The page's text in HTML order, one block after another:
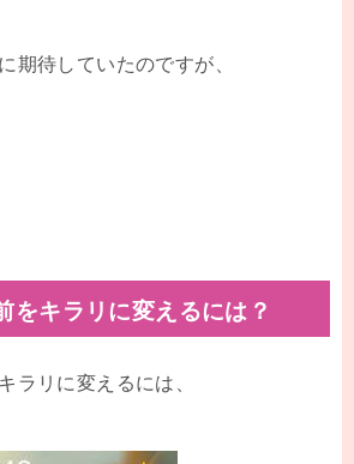
期待していたのですが、
をキラリに変えるには？
ラリに変えるには、